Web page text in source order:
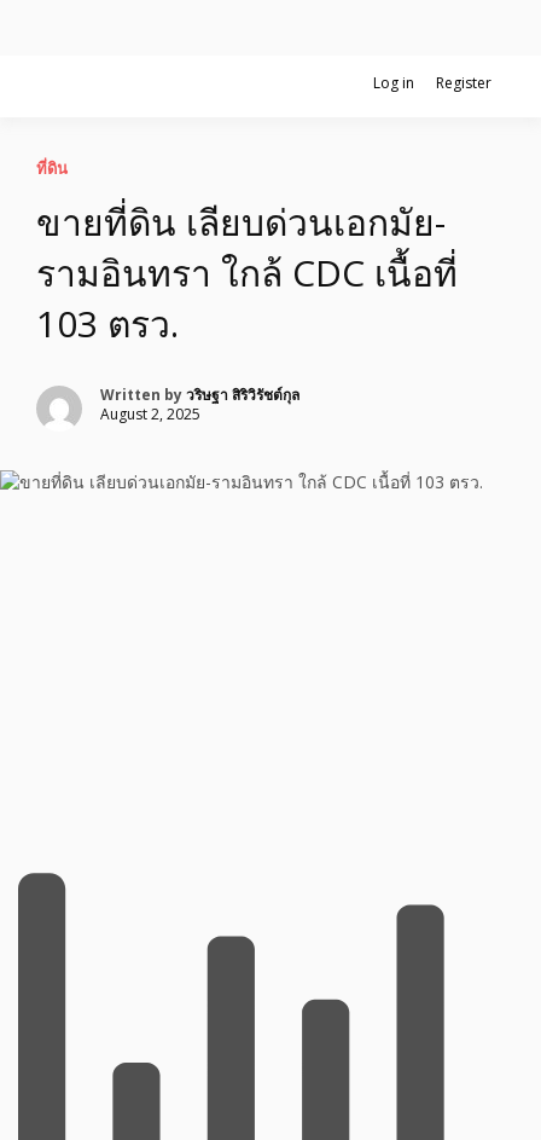
บ้าน รับจ้างโพสต์อสังหา แตกต่างอย่าง
ตั้งใจ รับรองผล อันดับ1 การโพสต์ขายอสัง
หา กับทีมงานบริษัท บ้าน ที่ดิน คอนโด
ติดGoogleหน้าแรกได้จริงๆ ใน 7 วัน
รับจ้างโพสอสังหา ขายบ้าน อสังหาโพสต์ เชื่อถือได้จริง รับโพสต์ ที่ดิน
กว่า20ปี ทีมงานมืออาชีพ ช่วยคุณขายบ้านมานาน ตัวจริง
Log in Register
ที่ดิน
ขายที่ดิน เลียบด่วนเอกมัย-
รามอินทรา ใกล้ CDC เนื้อที่
103 ตรว.
Written byวริษฐา สิริวิรัชต์กุล
August 2, 2025